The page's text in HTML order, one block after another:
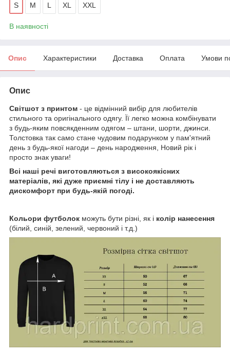
S M L XL XXL
В наявності
Опис Характеристики Доставка Оплата Умови
Опис
Світшот з принтом - це відмінний вибір для любителів
стильного та оригінального одягу. Її легко можна комбінувати
з будь-яким повсякденним одягом – штани, шорти, джинси.
Толстовка так само стане чудовим подарунком у пам'ятний
день з будь-якої нагоди – день народження, Новий рік і
просто знак уваги!
Всі наші речі виготовляються з високоякісних
матеріалів, які дуже приємні тілу і не доставляють
дискомфорт при будь-якій погоді.
Кольори футболок можуть бути різні, як і колір нанесення
(білий, синій, зелений, червоний і т.д.)